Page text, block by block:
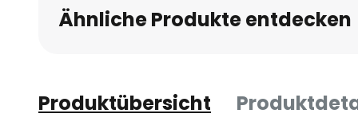
Ähnliche Produkte entdecken
Produktübersicht